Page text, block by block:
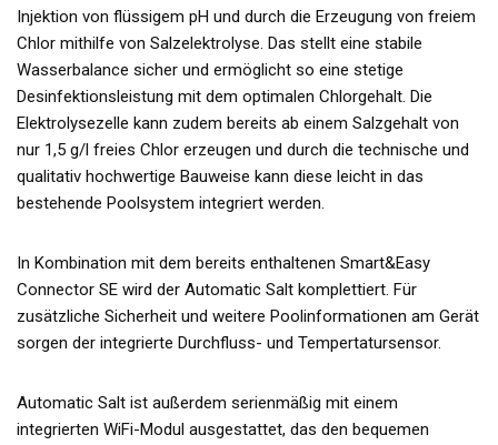
Injektion von flüssigem pH und durch die Erzeugung von freiem
Chlor mithilfe von Salzelektrolyse. Das stellt eine stabile
Wasserbalance sicher und ermöglicht so eine stetige
Desinfektionsleistung mit dem optimalen Chlorgehalt. Die
Elektrolysezelle kann zudem bereits ab einem Salzgehalt von
nur 1,5 g/l freies Chlor erzeugen und durch die technische und
qualitativ hochwertige Bauweise kann diese leicht in das
bestehende Poolsystem integriert werden.
In Kombination mit dem bereits enthaltenen Smart&Easy
Connector SE wird der Automatic Salt komplettiert. Für
zusätzliche Sicherheit und weitere Poolinformationen am Gerät
sorgen der integrierte Durchfluss- und Tempertatursensor.
Automatic Salt ist außerdem serienmäßig mit einem
integrierten WiFi-Modul ausgestattet, das den bequemen